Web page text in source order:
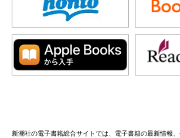
新潮社の電子書籍総合サイトでは、電子書籍の最新情報